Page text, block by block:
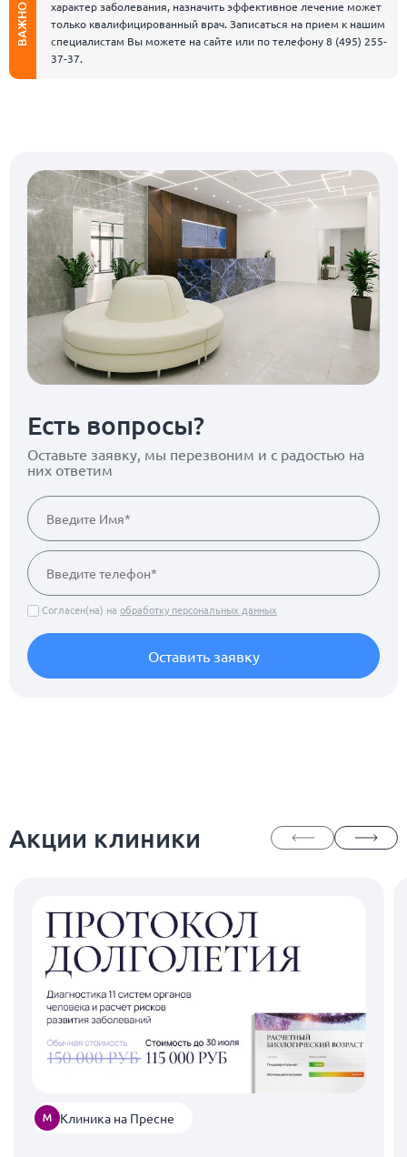
ВАЖНО
характер заболевания, назначить эффективное лечение может
только квалифицированный врач. Записаться на прием к нашим
специалистам Вы можете на сайте или по телефону8 (495) 255-
37-37.
Есть вопросы?
Оставьте заявку, мы перезвоним и с радостью на
них ответим
Согласен(на) на обработку персональных данных
Оставить заявку
Акции клиники
Клиника на Пресне